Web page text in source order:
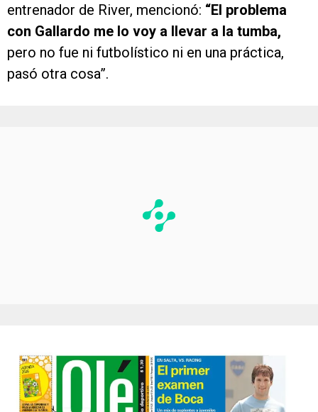
entrenador de River, mencionó: “El problema
con Gallardo me lo voy a llevar a la tumba,
pero no fue ni futbolístico ni en una práctica,
pasó otra cosa”.